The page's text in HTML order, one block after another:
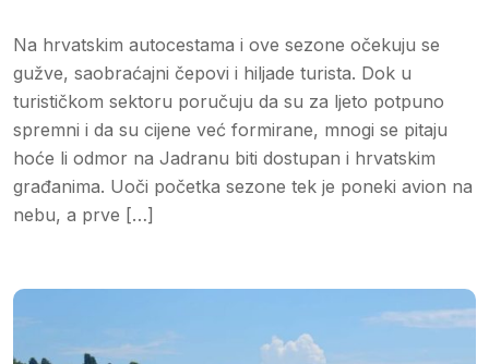
Na hrvatskim autocestama i ove sezone očekuju se
gužve, saobraćajni čepovi i hiljade turista. Dok u
turističkom sektoru poručuju da su za ljeto potpuno
spremni i da su cijene već formirane, mnogi se pitaju
hoće li odmor na Jadranu biti dostupan i hrvatskim
građanima. Uoči početka sezone tek je poneki avion na
nebu, a prve […]